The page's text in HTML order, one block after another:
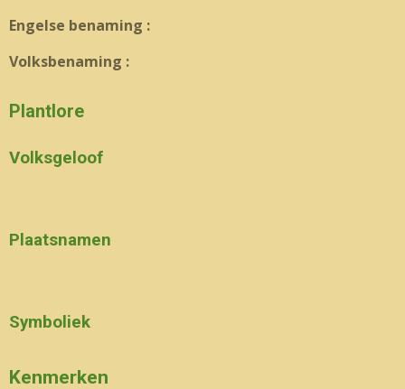
Engelse benaming :
Volksbenaming :
Plantlore
Volksgeloof
Plaatsnamen
Symboliek
Kenmerken